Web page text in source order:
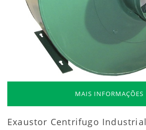
MAIS INFORMAÇÕES
Exaustor Centrifugo Industrial